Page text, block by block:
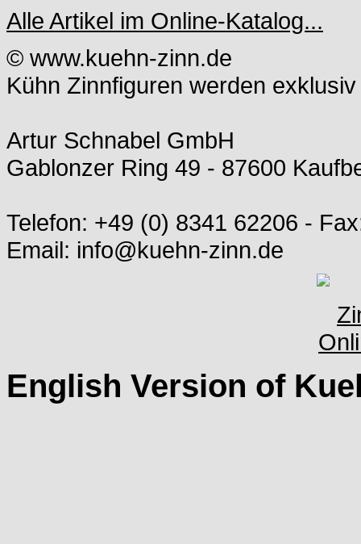
Alle Artikel im Online-Katalog...
© www.kuehn-zinn.de
Kühn Zinnfiguren werden
Artur Schnabel GmbH
Gablonzer Ring 49 - 87600
Telefon: +49 (0) 8341 62206 -
Email: info@kuehn-zinn.de
English Version of